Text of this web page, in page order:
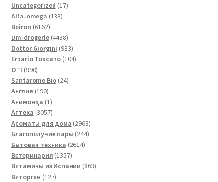
Uncategorized 1717
Alfa-omega 138138
Boiron 61626162
товара
Dm-drogerie 44384438
товаров
Dottor Giorgini 933933
товара
Erbario Toscano 104104
OTI 990990
товаров
Santarome Bio 2424
Англия 190190
товаров
Анимонда 11
товар
Аптека 30573057
товаров
Ароматы для дома 29632963
товара
Благополучие пары 244244
Бытовая техника 26142614
Ветеринария 13571357
товаров
Витамины из Испании 863863
Виторган 127127